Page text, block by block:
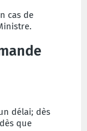
cas de
délai; dès
que